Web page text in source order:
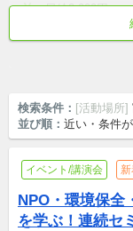
日給2,000円
社会人・学生(
検索条件： [活動場所]
並び順： 近い・条件
イベント/講演会
NPO・環境保全
を学ぶ！連続セ